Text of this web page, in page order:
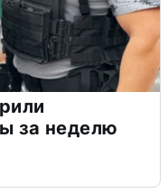
за неделю